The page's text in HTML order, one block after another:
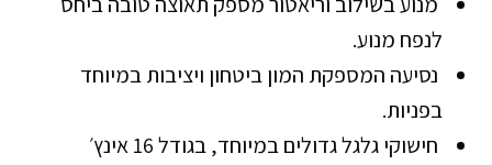
לנפח מנוע.
נסיעה המספקת המון ביטחון ויציבות במיוחד
בפניות.
חישוקי גלגל גדולים במיוחד, בגודל 16 אינץ׳